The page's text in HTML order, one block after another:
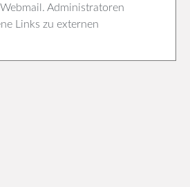
Administratoren
Links zu externen